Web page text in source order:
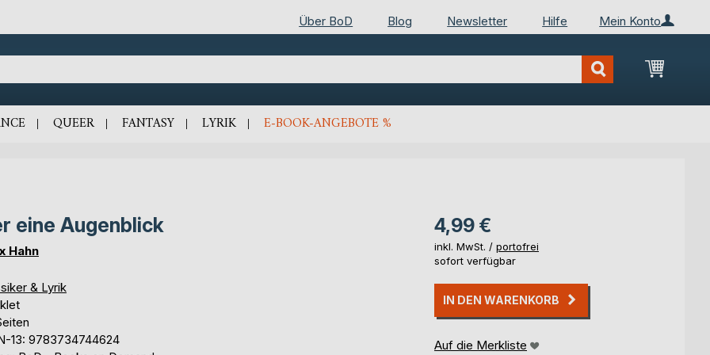
Mein Konto
Über BoD Blog Newsletter Hilfe
Mein
QUEER FANTASY LYRIK E-BOOK-ANGEBOTE %
eine Augenblick
Hahn
& Lyrik
13: 9783734744624
4,99 €
inkl. MwSt. / portofrei
sofort verfügbar
IN DEN WARENKORB
Auf die Merkliste